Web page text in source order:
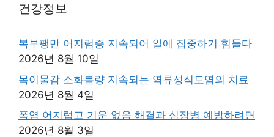
건강정보
복부팽만 어지럼증 지속되어 일에 집중하기 힘들다
2026년 8월 10일
목이물감 소화불량 지속되는 역류성식도염의 치료
2026년 8월 4일
폭염 어지럽고 기운 없음 해결과 심장병 예방하려면
2026년 8월 3일